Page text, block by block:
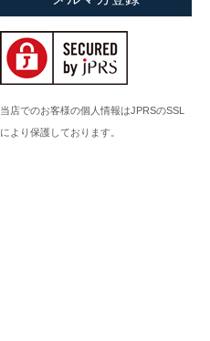
小倉広太郎
岡田直人
岡野達也
岡本修
小川佳子
当店でのお客様の個人情報はJPRSのSSL
により保護しております。